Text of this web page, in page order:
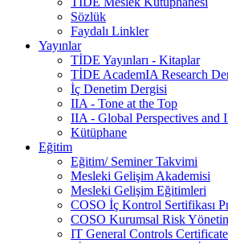
Sözlük
Faydalı Linkler
Yayınlar
TİDE Yayınları - Kitaplar
TİDE AcademIA Research
İç Denetim Dergisi
IIA - Tone at the Top
IIA - Global Perspectives and
Kütüphane
Eğitim
Eğitim/ Seminer Takvimi
Mesleki Gelişim Akademisi
Mesleki Gelişim Eğitimleri
COSO İç Kontrol Sertifikası
COSO Kurumsal Risk
IT General Controls